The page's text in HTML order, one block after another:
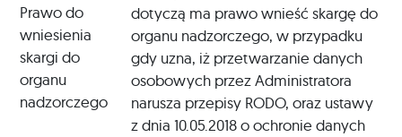
Prawo do
wniesienia
skargi do
organu
nadzorczego
dotyczą ma prawo wnieść skargę do
organu nadzorczego, w przypadku
gdy uzna, iż przetwarzanie danych
osobowych przez Administratora
narusza przepisy RODO, oraz ustawy
z dnia 10.05.2018 o ochronie danych